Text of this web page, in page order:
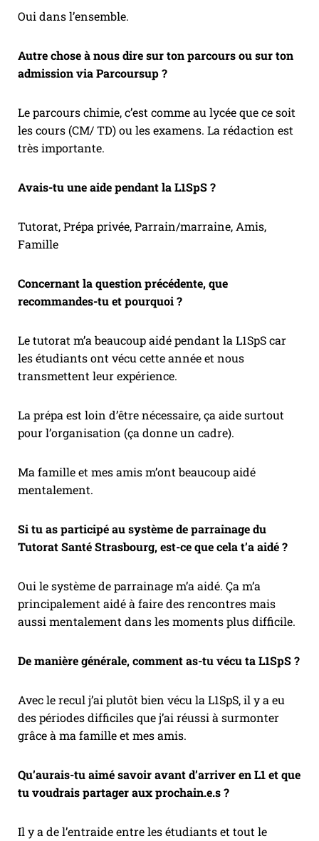
Oui dans l’ensemble.
Autre chose à nous dire sur ton parcours ou sur ton
admission via Parcoursup ?
Le parcours chimie, c’est comme au lycée que ce soit
les cours (CM/ TD) ou les examens. La rédaction est
très importante.
Avais-tu une aide pendant la L1SpS ?
Tutorat, Prépa privée, Parrain/marraine, Amis,
Famille
Concernant la question précédente, que
recommandes-tu et pourquoi ?
Le tutorat m’a beaucoup aidé pendant la L1SpS car
les étudiants ont vécu cette année et nous
transmettent leur expérience.
La prépa est loin d’être nécessaire, ça aide surtout
pour l’organisation (ça donne un cadre).
Ma famille et mes amis m’ont beaucoup aidé
mentalement.
Si tu as participé au système de parrainage du
Tutorat Santé Strasbourg, est-ce que cela t’a aidé ?
Oui le système de parrainage m’a aidé. Ça m’a
principalement aidé à faire des rencontres mais
aussi mentalement dans les moments plus difficile.
De manière générale, comment as-tu vécu ta L1SpS ?
Avec le recul j’ai plutôt bien vécu la L1SpS, il y a eu
des périodes difficiles que j’ai réussi à surmonter
grâce à ma famille et mes amis.
Qu’aurais-tu aimé savoir avant d’arriver en L1 et que
tu voudrais partager aux prochain.e.s ?
Il y a de l’entraide entre les étudiants et tout le